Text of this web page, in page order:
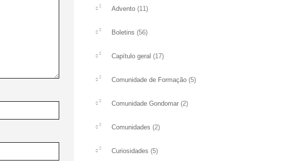
Advento (11)
Boletins (56)
Capítulo geral (17)
Comunidade de Formação (5)
Comunidade Gondomar (2)
Comunidades (2)
Curiosidades (5)